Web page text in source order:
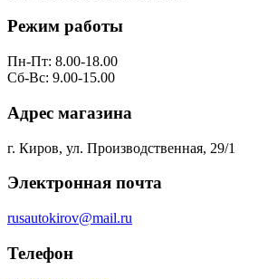
Режим работы
Пн-Пт: 8.00-18.00
Сб-Вс: 9.00-15.00
Адрес магазина
г. Киров, ул. Производственная, 29/1
Электронная почта
rusautokirov@mail.ru
Телефон